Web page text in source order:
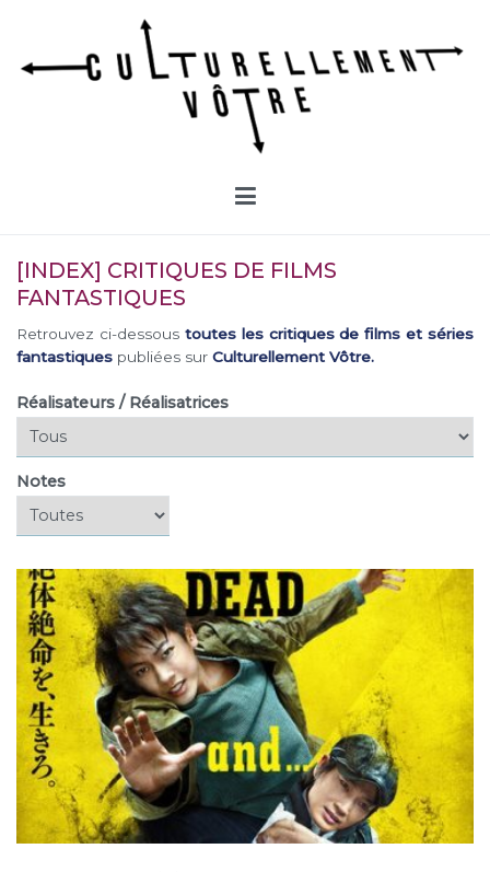
contenu
[INDEX] CRITIQUES DE FILMS
FANTASTIQUES
Retrouvez ci-dessous toutes les critiques de films et séries
fantastiques publiées sur Culturellement Vôtre.
Réalisateurs / Réalisatrices
Notes